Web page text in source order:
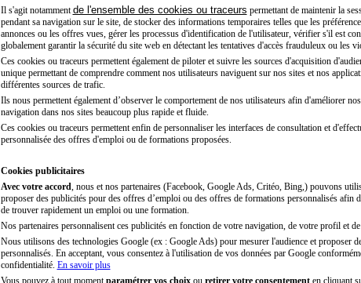
Il s'agit notamment de l'ensemble des cookies ou traceurs permettant de maintenir la
pendant sa navigation sur le site, de stocker des informations temporaires telles que les
annonces ou les offres vues, gérer les processus d'identification de l'utilisateur, vérifier s'il est
globalement garantir la sécurité du site web en détectant les tentatives d'accès frauduleux ou les
Ces cookies ou traceurs permettent également de piloter et suivre les sources d'acquisition
unique permettant de comprendre comment nos utilisateurs naviguent sur nos sites et nos
différentes sources de trafic.
Ils nous permettent également d’observer le comportement de nos utilisateurs afin d'améliorer
navigation dans nos sites beaucoup plus rapide et fluide.
Ces cookies ou traceurs permettent enfin de personnaliser les interfaces de consultation et
personnalisée des offres d'emploi ou de formations proposées.
Cookies publicitaires
Avec votre accord , nous et nos partenaires (Facebook, Google Ads, Critéo, Bing,) pouvons
proposer des publicités pour des offres d’emploi ou des offres de formations personnalisés afin
de trouver rapidement un emploi ou une formation.
Nos partenaires personnalisent ces publicités en fonction de votre navigation, de votre profil et de
Nous utilisons des technologies Google (ex : Google Ads) pour mesurer l'audience et proposer
personnalisés. En acceptant, vous consentez à l'utilisation de vos données par Google
confidentialité. En savoir plus
Vous pouvez à tout moment paramétrer vos choixou retirer votre consentementen cliquant